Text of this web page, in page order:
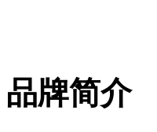
品牌简介